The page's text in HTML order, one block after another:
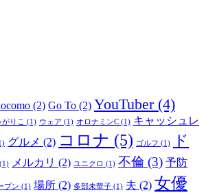
(2) Go To (2) YouTuber(4)
がりこ (1) ウェア (1) オロナミンC (1) キャッシュレ
グルメ (2) コロナ (5) ゴルフ (1)
ド
メルカリ (2) ユニクロ (1) 不倫 (3) 予防
プン (1) 場所 (2) 多部未華子 (1) 夫 (2) 女優